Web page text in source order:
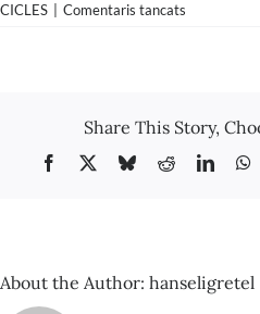
CICLES
Comentaris tancats
ciutat
fatigada
Part)
Share This Story,
Facebook BlueskyReddit
About the Author: hanseligretel